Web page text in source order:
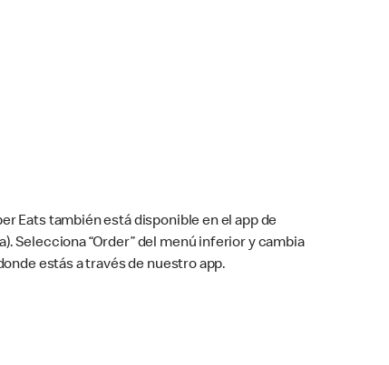
Eats también está disponible en el app de
Selecciona “Order” del menú inferior y cambia
estás a través de nuestro app.